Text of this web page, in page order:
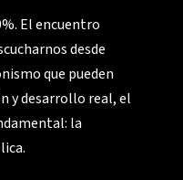
El encuentro
desde
que pueden
y desarrollo real, el
la